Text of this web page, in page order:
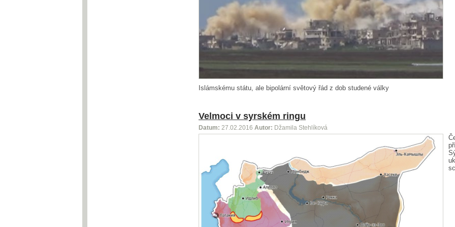
Islámskému státu, ale bipolární světový řád z dob studené války
Velmoci v syrském ringu
Datum: 27.02.2016 Autor: Džamila Stehlíková